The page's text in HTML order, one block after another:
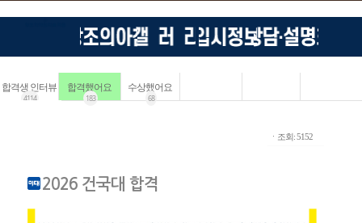
합격생 인터뷰
4114
합격했어요
183
수상했어요
68
ㆍ조회: 5152
2026 건국대 합격